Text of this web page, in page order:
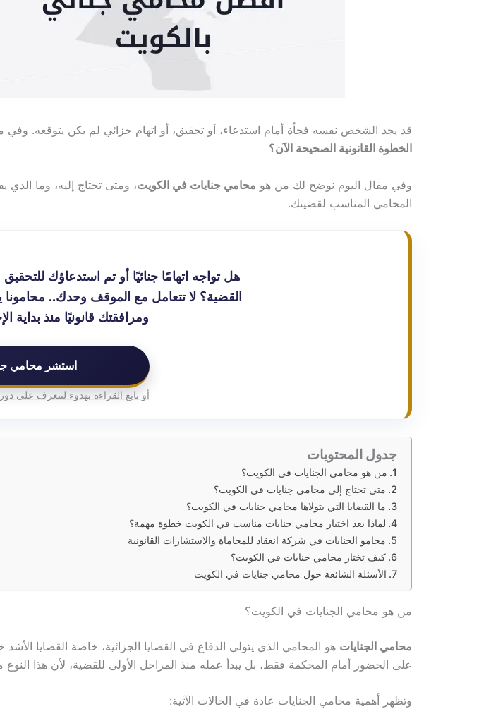
قد يجد الشخص نفسه فجأة أمام استدعاء، أو تحقيق، أو اتهام جزائي لم يكن يتوقعه.
الخطوة القانونية الصحيحة الآن؟
وفي مقال اليوم نوضح لك من هو محامي جنايات في الكويت، ومتى تحتاج إليه، وما الذي
المحامي المناسب لقضيتك.
هل تواجه اتهامًا جنائيًا أو تم استدعاؤك
القضية؟ لا تتعامل مع الموقف وحدك.. محامونا
ومرافقتك قانونيًا منذ بداية
استشر محامي
أو تابع القراءة بهدوء لتتعرف على
جدول المحتويات
من هو محامي الجنايات في الكويت؟
متى تحتاج إلى محامي جنايات في الكويت؟
ما القضايا التي يتولاها محامي جنايات في الكويت؟
لماذا يعد اختيار محامي جنايات مناسب في الكويت خطوة مهمة؟
محامو الجنايات في شركة انعقاد للمحاماة والاستشارات القانونية
كيف تختار محامي جنايات في الكويت؟
الأسئلة الشائعة حول محامي جنايات في الكويت
من هو محامي الجنايات في الكويت؟
محامي الجنايات هو المحامي الذي يتولى الدفاع في القضايا الجزائية، خاصة القضايا
على الحضور أمام المحكمة فقط، بل يبدأ عمله منذ المراحل الأولى للقضية، لأن هذا
وتظهر أهمية محامي الجنايات عادة في الحالات الآتية: